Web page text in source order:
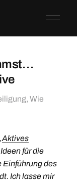
, Wie
Aktives
für die
Einführung des
Ich lasse mir